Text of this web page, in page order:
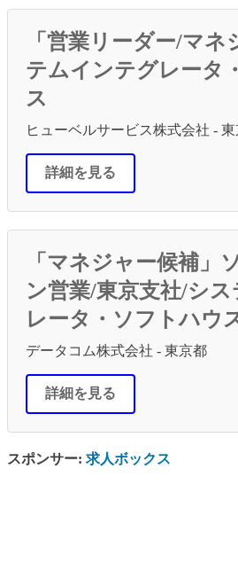
「営業リーダー/マネ
テムインテグレータ
ス
ヒューベルサービス株式会社 -
詳細を見る
「マネジャー候補」
ン営業/東京支社/シ
レータ・ソフトハウ
データコム株式会社 - 東京都
詳細を見る
スポンサー: 求人ボックス